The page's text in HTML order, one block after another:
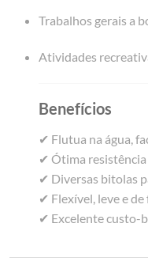
Trabalhos gerais a
Atividades
Benefícios
✔ Flutua na água,
✔ Ótima resistência
✔ Diversas bitolas
✔ Flexível, leve e
✔ Excelente custo-